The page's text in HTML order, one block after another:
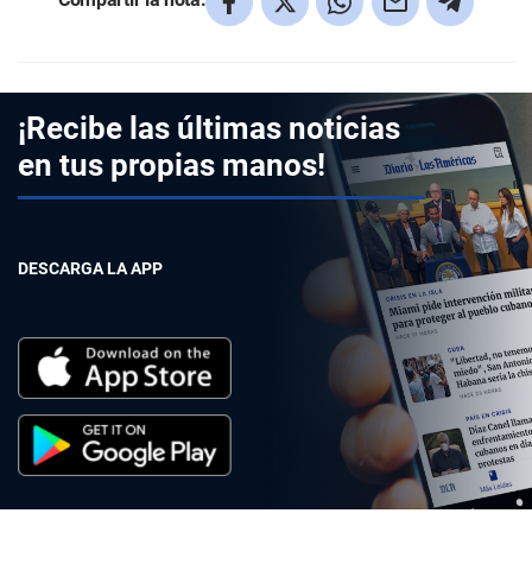
¡Recibe las últimas noticias
en tus propias manos!
DESCARGA LA APP